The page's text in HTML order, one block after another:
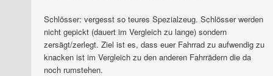
Schlösser: vergesst so teures Spezialzeug. Schlösser werden
nicht gepickt (dauert im Vergleich zu lange) sondern
zersägt/zerlegt. Ziel ist es, dass euer Fahrrad zu aufwendig zu
knacken ist im Vergleich zu den anderen Fahrrädern die da
noch rumstehen.